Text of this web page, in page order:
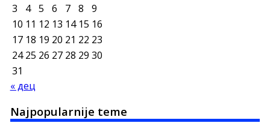
3
4 5 6 7 8
9
10 11 12 13 14 15 16
17 18 19 20 21 22 23
24 25 26 27 28 29 30
31
« дец
Najpopularnije teme